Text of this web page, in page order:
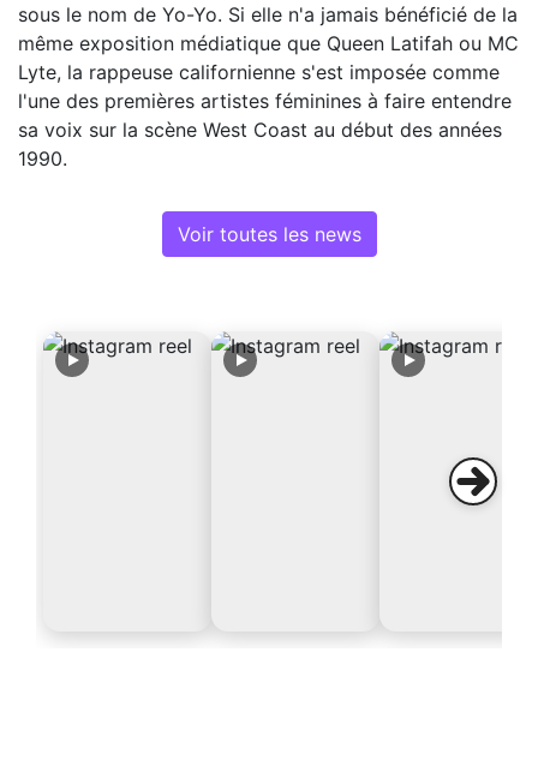
sous le nom de Yo-Yo. Si elle n'a jamais bénéficié de la
même exposition médiatique que Queen Latifah ou MC
Lyte, la rappeuse californienne s'est imposée comme
l'une des premières artistes féminines à faire entendre
sa voix sur la scène West Coast au début des années
1990.
Voir toutes les news